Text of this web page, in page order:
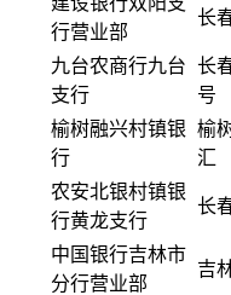
行营业部
长
九台农商行九台
支行
长
号
榆树融兴村镇银
行
榆
汇
农安北银村镇银
行黄龙支行
长
中国银行吉林市
分行营业部
吉